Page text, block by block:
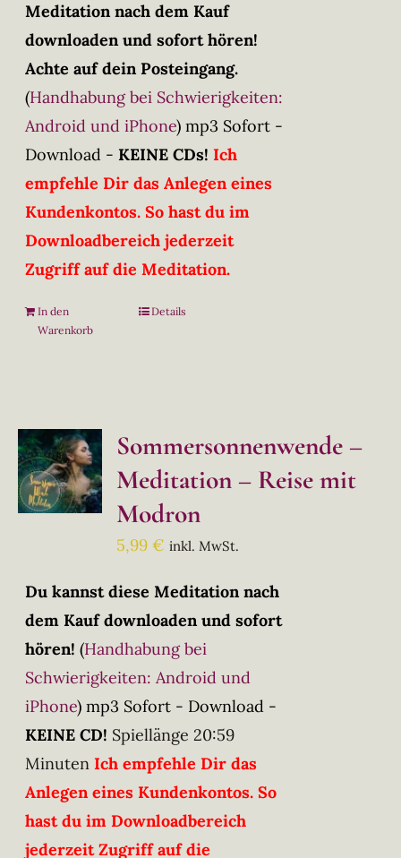
Meditation nach dem Kauf
downloaden und sofort hören!
Achte auf dein Posteingang.
(Handhabung bei Schwierigkeiten:
Android und iPhone) mp3 Sofort -
Download - KEINE CDs! Ich
empfehle Dir das Anlegen eines
Kundenkontos. So hast du im
Downloadbereich jederzeit
Zugriff auf die Meditation.
In den
Warenkorb
Details
Sommersonnenwende –
Meditation – Reise mit
Modron
5,99€ inkl. MwSt.
Du kannst diese Meditation nach
dem Kauf downloaden und sofort
hören! (Handhabung bei
Schwierigkeiten: Android und
iPhone) mp3 Sofort - Download -
KEINE CD! Spiellänge 20:59
Minuten Ich empfehle Dir das
Anlegen eines Kundenkontos. So
hast du im Downloadbereich
jederzeit Zugriff auf die